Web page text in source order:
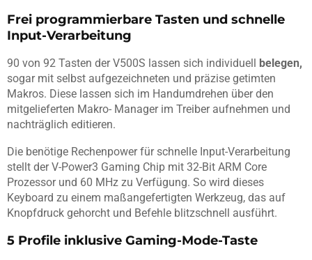
Frei programmierbare Tasten und schnelle
Input-Verarbeitung
90 von 92 Tasten der V500S lassen sich individuell
belegen,
sogar mit selbst aufgezeichneten und präzise getimten
Makros. Diese lassen sich im Handumdrehen über den
mitgelieferten Makro- Manager im Treiber aufnehmen und
nachträglich editieren.
Die benötige Rechenpower für schnelle Input-Verarbeitung
stellt der V-Power3 Gaming Chip mit 32-Bit ARM Core
Prozessor und 60 MHz zu Verfügung. So wird dieses
Keyboard zu einem maßangefertigten Werkzeug, das auf
Knopfdruck gehorcht und Befehle blitzschnell ausführt.
5 Profile inklusive Gaming-Mode-Taste